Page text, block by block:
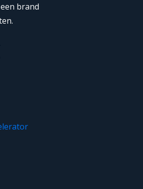
brand